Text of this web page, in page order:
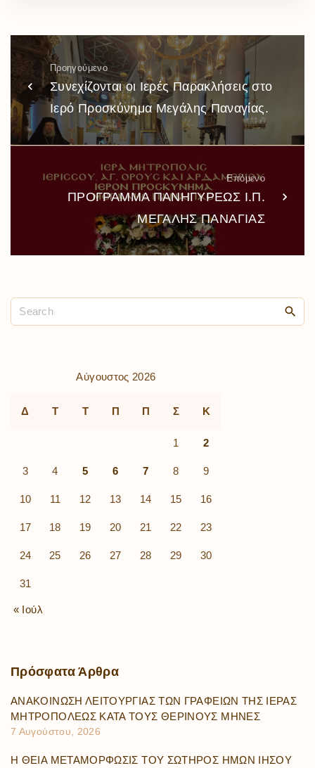
Προηγούμενο
Συνεχίζονται οι Ιερές Παρακλήσεις στο
Ιερό Προσκύνημα Μεγάλης Παναγίας.
Επόμενο
ΠΡΟΓΡΑΜΜΑ ΠΑΝΗΓΥΡΕΩΣ Ι.Π.
ΜΕΓΑΛΗΣ ΠΑΝΑΓΙΑΣ
Αύγουστος 2026
Δ Τ Τ Π Π Σ Κ
1 2
3 4 5 6 7 8 9
10 11 12 13 14 15 16
17 18 19 20 21 22 23
24 25 26 27 28 29 30
31
« Ιούλ
Πρόσφατα Άρθρα
ΑΝΑΚΟΙΝΩΣΗ ΛΕΙΤΟΥΡΓΙΑΣ ΤΩΝ ΓΡΑΦΕΙΩΝ ΤΗΣ ΙΕΡΑΣ
ΜΗΤΡΟΠΟΛΕΩΣ ΚΑΤΑ ΤΟΥΣ ΘΕΡΙΝΟΥΣ ΜΗΝΕΣ
7 Αυγούστου, 2026
Η ΘΕΙΑ ΜΕΤΑΜΟΡΦΩΣΙΣ ΤΟΥ ΣΩΤΗΡΟΣ ΗΜΩΝ ΙΗΣΟΥ